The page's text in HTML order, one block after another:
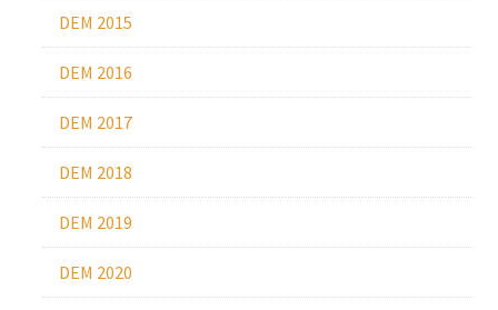
DEM 2015
DEM 2016
DEM 2017
DEM 2018
DEM 2019
DEM 2020